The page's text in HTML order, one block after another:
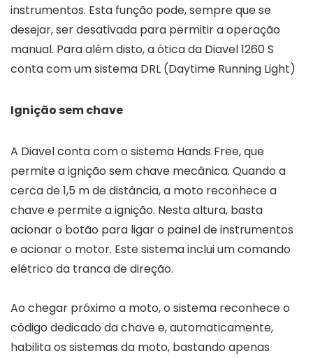
instrumentos. Esta função pode, sempre que se
desejar, ser desativada para permitir a operação
manual. Para além disto, a ótica da Diavel 1260 S
conta com um sistema DRL (Daytime Running Light)
Ignição sem chave
A Diavel conta com o sistema Hands Free, que
permite a ignição sem chave mecânica. Quando a
cerca de 1,5 m de distância, a moto reconhece a
chave e permite a ignição. Nesta altura, basta
acionar o botão para ligar o painel de instrumentos
e acionar o motor. Este sistema inclui um comando
elétrico da tranca de direção.
Ao chegar próximo a moto, o sistema reconhece o
código dedicado da chave e, automaticamente,
habilita os sistemas da moto, bastando apenas